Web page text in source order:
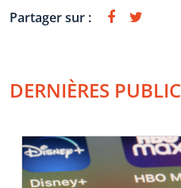
Partager sur :
DERNIÈRES